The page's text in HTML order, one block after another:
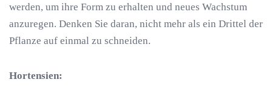
werden, um ihre Form zu erhalten und neues Wachstum
anzuregen. Denken Sie daran, nicht mehr als ein Drittel der
Pflanze auf einmal zu schneiden.
Hortensien: